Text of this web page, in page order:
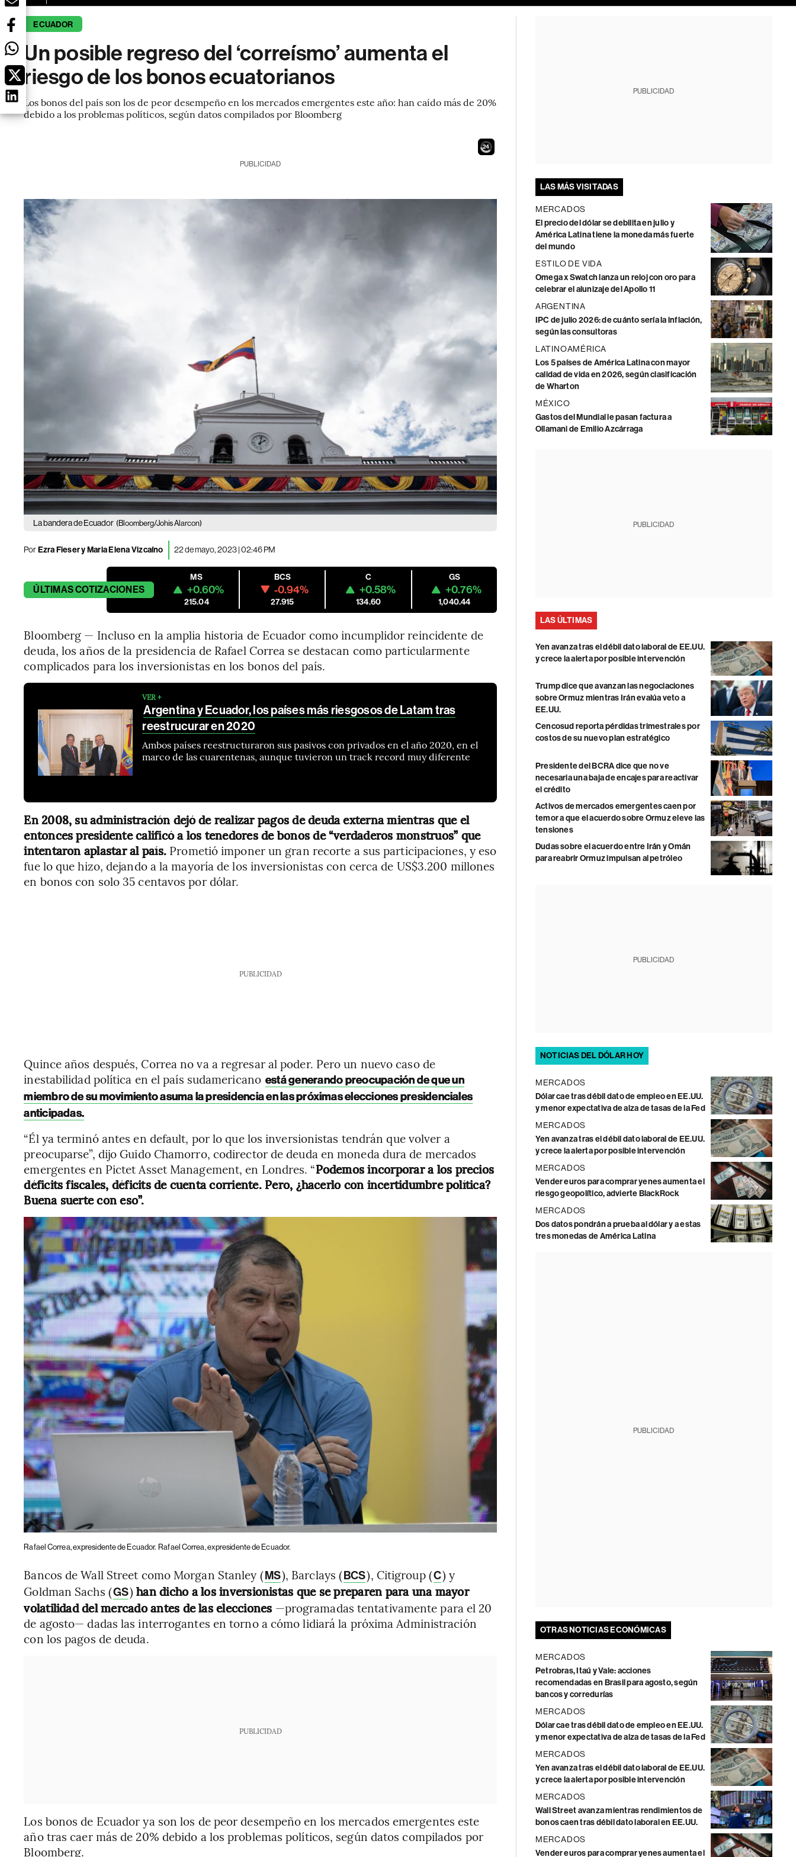
ECUADOR
Un posible regreso del ‘correísmo’ aumenta el
riesgo de los bonos ecuatorianos
Los bonos del país son los de peor desempeño en los mercados emergentes este año: han caído más de 20%
debido a los problemas políticos, según datos compilados por Bloomberg
22
PUBLICIDAD
La bandera de Ecuador (Bloomberg/Johis Alarcon)
PorEzra Fieser y Maria Elena Vizcaíno 22 de mayo, 2023 | 02:46 PM
ÚLTIMASCOTIZACIONES
MS
+0.60%
215.04
BCS
-0.94%
27.915
C
+0.58%
134.60
GS
+0.76%
1,040.44
Bloomberg — Incluso en la amplia historia de Ecuador como incumplidor reincidente de
deuda, los años de la presidencia de Rafael Correa se destacan como particularmente
complicados para los inversionistas en los bonos del país.
VER +
Argentina y Ecuador, los países más riesgosos de Latam tras
reestrucurar en 2020
Ambos países reestructuraron sus pasivos con privados en el año 2020, en el
marco de las cuarentenas, aunque tuvieron un track record muy diferente
En 2008, su administración dejó de realizar pagos de deuda externa mientras que el
entonces presidente calificó a los tenedores de bonos de “verdaderos monstruos” que
intentaron aplastar al país. Prometió imponer un gran recorte a sus participaciones, y eso
fue lo que hizo, dejando a la mayoría de los inversionistas con cerca de US$3.200 millones
en bonos con solo 35 centavos por dólar.
PUBLICIDAD
Quince años después, Correa no va a regresar al poder. Pero un nuevo caso de
inestabilidad política en el país sudamericano está generando preocupación de que un
miembro de su movimiento asuma la presidencia en las próximas elecciones presidenciales
anticipadas.
“Él ya terminó antes en default, por lo que los inversionistas tendrán que volver a
preocuparse”, dijo Guido Chamorro, codirector de deuda en moneda dura de mercados
emergentes en Pictet Asset Management, en Londres. “Podemos incorporar a los precios
déficits fiscales, déficits de cuenta corriente. Pero, ¿hacerlo con incertidumbre política?
Buena suerte con eso”.
Rafael Correa, expresidente de Ecuador. Rafael Correa, expresidente de Ecuador.
Bancos de Wall Street como Morgan Stanley (MS), Barclays (BCS), Citigroup (C) y
Goldman Sachs (GS)han dicho a los inversionistas que se preparen para una mayor
volatilidad del mercado antes de las elecciones —programadas tentativamente para el 20
de agosto— dadas las interrogantes en torno a cómo lidiará la próxima Administración
con los pagos de deuda.
PUBLICIDAD
Los bonos de Ecuador ya son los de peor desempeño en los mercados emergentes este
año tras caer más de 20% debido a los problemas políticos, según datos compilados por
Bloomberg.
PUBLICIDAD
LAS MÁS VISITADAS
MERCADOS
El precio del dólar se debilita en julio y
América Latina tiene la moneda más fuerte
del mundo
ESTILO DE VIDA
Omega x Swatch lanza un reloj con oro para
celebrar el alunizaje del Apollo 11
ARGENTINA
IPC de julio 2026: de cuánto sería la inflación,
según las consultoras
LATINOAMÉRICA
Los 5 países de América Latina con mayor
calidad de vida en 2026, según clasificación
de Wharton
MÉXICO
Gastos del Mundial le pasan factura a
Ollamani de Emilio Azcárraga
PUBLICIDAD
LAS ÚLTIMAS
Yen avanza tras el débil dato laboral de EE.UU.
y crece la alerta por posible intervención
Trump dice que avanzan las negociaciones
sobre Ormuz mientras Irán evalúa veto a
EE.UU.
Cencosud reporta pérdidas trimestrales por
costos de su nuevo plan estratégico
Presidente del BCRA dice que no ve
necesaria una baja de encajes para reactivar
el crédito
Activos de mercados emergentes caen por
temor a que el acuerdo sobre Ormuz eleve las
tensiones
Dudas sobre el acuerdo entre Irán y Omán
para reabrir Ormuz impulsan al petróleo
PUBLICIDAD
NOTICIAS DEL DÓLAR HOY
MERCADOS
Dólar cae tras débil dato de empleo en EE.UU.
y menor expectativa de alza de tasas de la Fed
MERCADOS
Yen avanza tras el débil dato laboral de EE.UU.
y crece la alerta por posible intervención
MERCADOS
Vender euros para comprar yenes aumenta el
riesgo geopolítico, advierte BlackRock
MERCADOS
Dos datos pondrán a prueba al dólar y a estas
tres monedas de América Latina
PUBLICIDAD
OTRAS NOTICIAS ECONÓMICAS
MERCADOS
Petrobras, Itaú y Vale: acciones
recomendadas en Brasil para agosto, según
bancos y corredurías
MERCADOS
Dólar cae tras débil dato de empleo en EE.UU.
y menor expectativa de alza de tasas de la Fed
MERCADOS
Yen avanza tras el débil dato laboral de EE.UU.
y crece la alerta por posible intervención
MERCADOS
Wall Street avanza mientras rendimientos de
bonos caen tras débil dato laboral en EE.UU.
MERCADOS
Vender euros para comprar yenes aumenta el